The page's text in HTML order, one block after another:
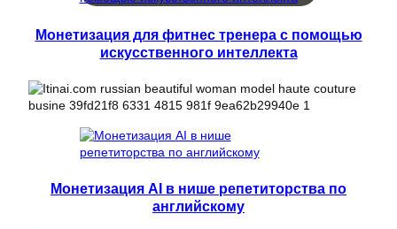
Монетизация для фитнес тренера с помощью
искусственного интеллекта
Монетизация AI в нише репетиторства по
английскому